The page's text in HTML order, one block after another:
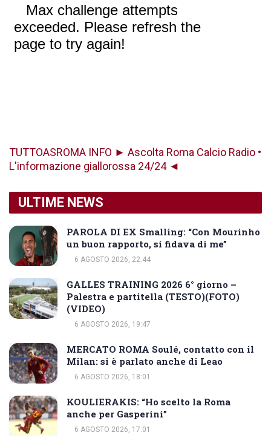
TUTTOASROMA INFO ► Ascolta Roma Calcio Radio •
L'informazione giallorossa 24/24 ◄
ULTIME NEWS
PAROLA DI EX Smalling: “Con Mourinho
un buon rapporto, si fidava di me”
6 AGOSTO 2026, 22:44
GALLES TRAINING 2026 6° giorno –
Palestra e partitella (TESTO)(FOTO)
(VIDEO)
6 AGOSTO 2026, 19:47
MERCATO ROMA Soulé, contatto con il
Milan: si è parlato anche di Leao
6 AGOSTO 2026, 18:01
KOULIERAKIS: “Ho scelto la Roma
anche per Gasperini”
6 AGOSTO 2026, 17:01